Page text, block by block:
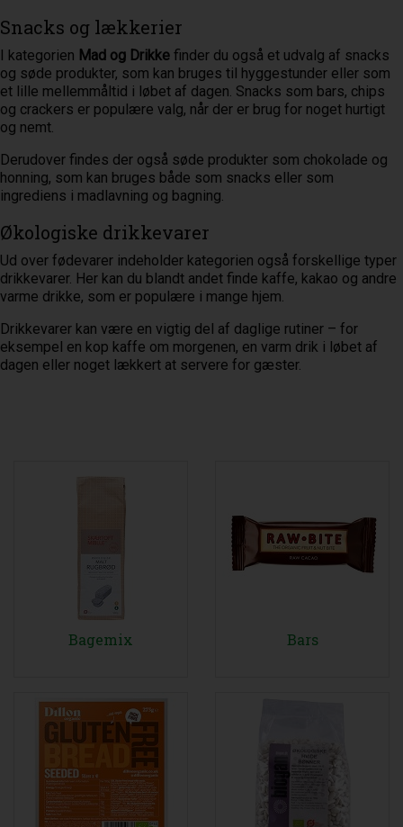
Snacks og lækkerier
I kategorien Mad og Drikke finder du også et udvalg af snacks
og søde produkter, som kan bruges til hyggestunder eller som
et lille mellemmåltid i løbet af dagen. Snacks som bars, chips
og crackers er populære valg, når der er brug for noget hurtigt
og nemt.
Derudover findes der også søde produkter som chokolade og
honning, som kan bruges både som snacks eller som
ingrediens i madlavning og bagning.
Økologiske drikkevarer
Ud over fødevarer indeholder kategorien også forskellige typer
drikkevarer. Her kan du blandt andet finde kaffe, kakao og andre
varme drikke, som er populære i mange hjem.
Drikkevarer kan være en vigtig del af daglige rutiner – for
eksempel en kop kaffe om morgenen, en varm drik i løbet af
dagen eller noget lækkert at servere for gæster.
Bagemix Bars